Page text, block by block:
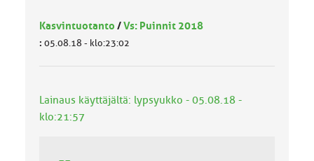
Kasvintuotanto /Vs: Puinnit 2018
: 05.08.18 - klo:23:02
Lainaus käyttäjältä: lypsyukko - 05.08.18 -
klo:21:57